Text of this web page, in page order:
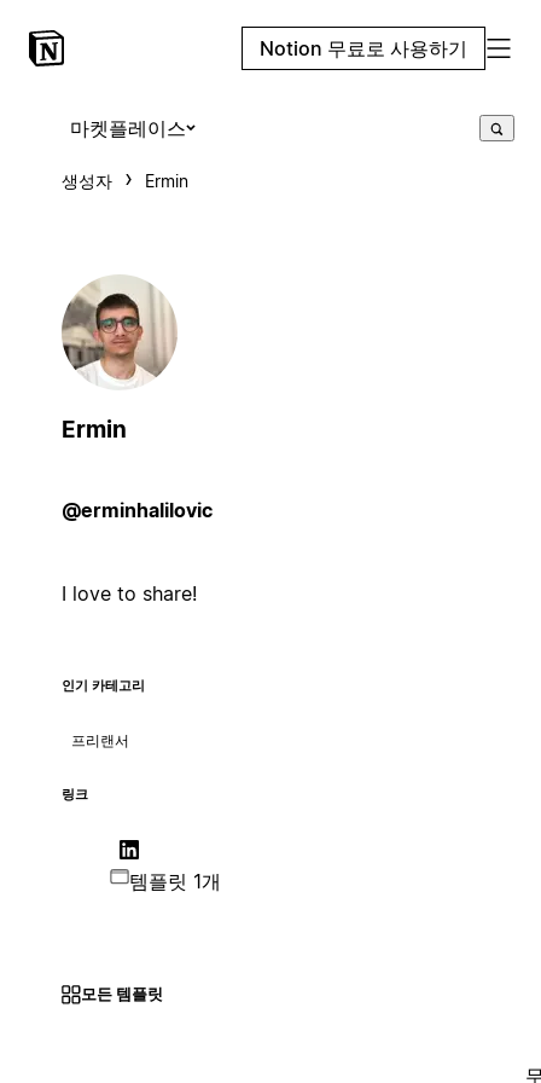
Notion 무료로 사용하기
마켓플레이스
생성자 Ermin
Ermin
@erminhalilovic
I love to share!
인기 카테고리
프리랜서
링크
템플릿 1개
모든 템플릿